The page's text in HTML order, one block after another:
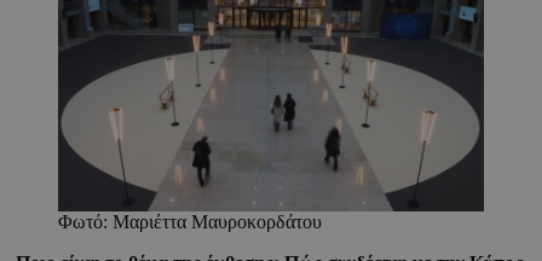
Φωτό: Μαριέττα Μαυροκορδάτου